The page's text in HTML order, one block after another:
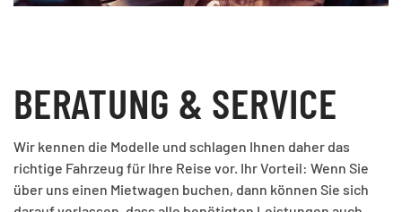
BERATUNG & SERVICE
Wir kennen die Modelle und schlagen Ihnen daher das
richtige Fahrzeug für Ihre Reise vor. Ihr Vorteil: Wenn Sie
über uns einen Mietwagen buchen, dann können Sie sich